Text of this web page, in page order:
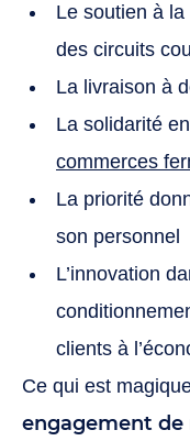
Le soutien à
des circuits
La livraison à
La solidarité
commerces
La priorité
son personnel
L’innovation
clients à
Ce qui est
engagement de